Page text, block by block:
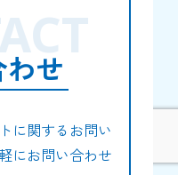
せ
に関するお問い
にお問い合わせ